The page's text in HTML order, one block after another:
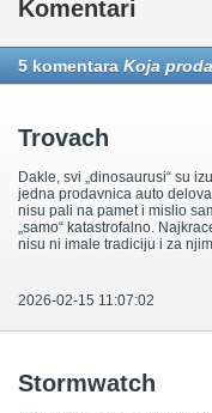
Komentari
5 komentara Koja
Trovach
Dakle, svi „dinosaurusi“ su
jedna prodavnica auto
nisu pali na pamet i mislio
„samo“ katastrofalno.
nisu ni imale tradiciju i za
2026-02-15 11:07:02
Stormwatch